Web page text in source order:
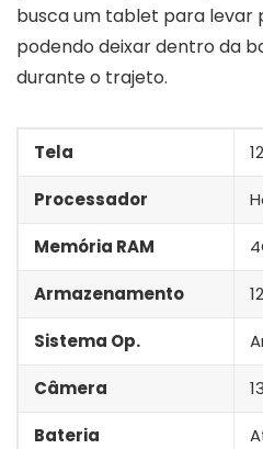
busca um tablet para levar
podendo deixar dentro da
durante o trajeto.
Tela
Processador
Memória RAM
Armazenamento
Sistema Op.
Câmera
Bateria